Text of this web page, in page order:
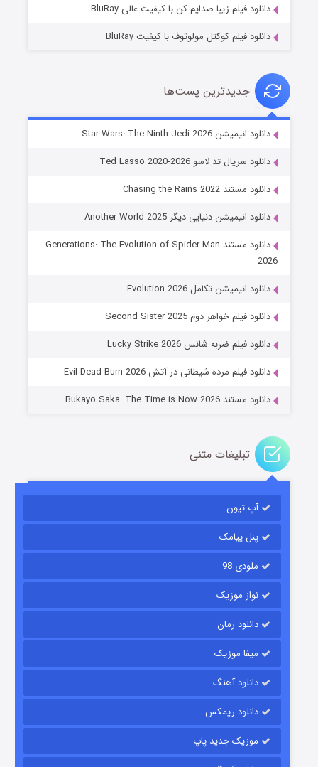
خاندان اژدها فصل ۳
جادوگری در مغولستان
باب اسفنجی فصل ۱۷
قسمت۶ (زیرنویس) منتشر شد
قسمت۱۵ (دوبله) منتشر شد
دانلود فیلم زیبا صدایم کن با کیفیت عالی BluRay
دانلود فیلم کوکتل مولوتوف با کیفیت BluRay
جدیدترین پست‌ها
دانلود انیمیشن Star Wars: The Ninth Jedi 2026
دانلود سریال تد لاسو Ted Lasso 2020-2026
دانلود مستند Chasing the Rains 2022
دانلود انیمیشن دنیایی دیگر Another World 2025
دانلود مستند Generations: The Evolution of Spider-Man
2026
دانلود انیمیشن تکامل Evolution 2026
دانلود فیلم خواهر دوم Second Sister 2025
دانلود فیلم ضربه شانس Lucky Strike 2026
دانلود فیلم مرده شیطانی در آتش Evil Dead Burn 2026
دانلود مستند Bukayo Saka: The Time is Now 2026
تبلیغات متنی
آپ تیون
پنل پیامک
ملودی 98
نواز موزیک
دانلود رمان
میفا موزیک
دانلود آهنگ
دانلود ریمکس
موزیک جدید پاپ